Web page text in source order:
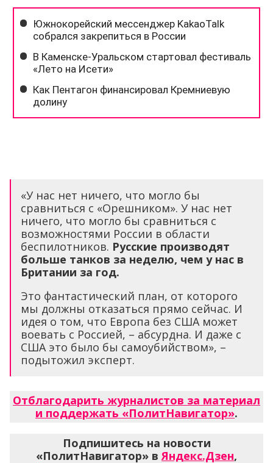
«У нас нет ничего, что могло бы
сравниться с «Орешником». У нас нет
ничего, что могло бы сравниться с
возможностями России в области
беспилотников. Русские производят
больше танков за неделю, чем у нас в
Британии за год.
Это фантастический план, от которого
мы должны отказаться прямо сейчас. И
идея о том, что Европа без США может
воевать с Россией, – абсурдна. И даже с
США это было бы самоубийством», –
подытожил эксперт.
Отблагодарить журналистов за материал
и поддержать «ПолитНавигатор».
Подпишитесь на новости
«ПолитНавигатор» вЯндекс.Дзен,